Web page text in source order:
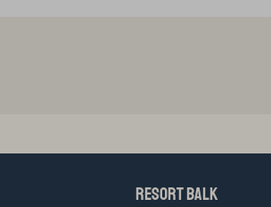
Resort Balk